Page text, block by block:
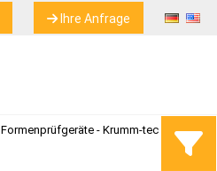
Ihre Anfrage
Formenprüfgeräte - Krumm-tec